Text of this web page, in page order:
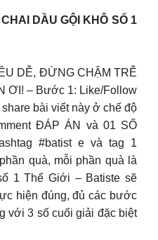
DẦU GỘI KHÔ SỐ 1
DỄ, ĐỪNG CHẬM TRỄ
ƠI! – Bước 1: Like/Follow
bài viết này ở chế độ
ĐÁP ÁN và 01 SỐ
#batist e và tag 1
quà, mỗi phần quà là
1 Thế Giới – Batiste sẽ
hiện đúng, đủ các bước
với 3 số cuối giải đặc biệt